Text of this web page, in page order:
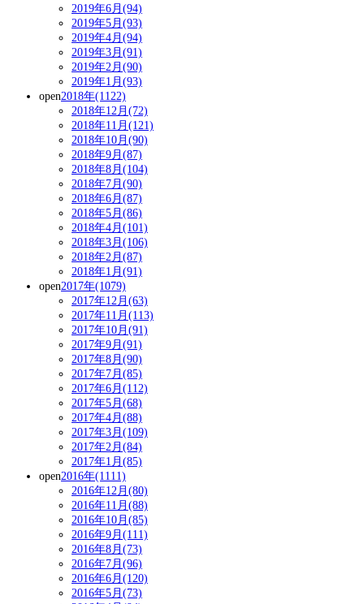
2019年6月(94)
2019年5月(93)
2019年4月(94)
2019年3月(91)
2019年2月(90)
2019年1月(93)
open2018年(1122)
2018年12月(72)
2018年11月(121)
2018年10月(90)
2018年9月(87)
2018年8月(104)
2018年7月(90)
2018年6月(87)
2018年5月(86)
2018年4月(101)
2018年3月(106)
2018年2月(87)
2018年1月(91)
open2017年(1079)
2017年12月(63)
2017年11月(113)
2017年10月(91)
2017年9月(91)
2017年8月(90)
2017年7月(85)
2017年6月(112)
2017年5月(68)
2017年4月(88)
2017年3月(109)
2017年2月(84)
2017年1月(85)
open2016年(1111)
2016年12月(80)
2016年11月(88)
2016年10月(85)
2016年9月(111)
2016年8月(73)
2016年7月(96)
2016年6月(120)
2016年5月(73)